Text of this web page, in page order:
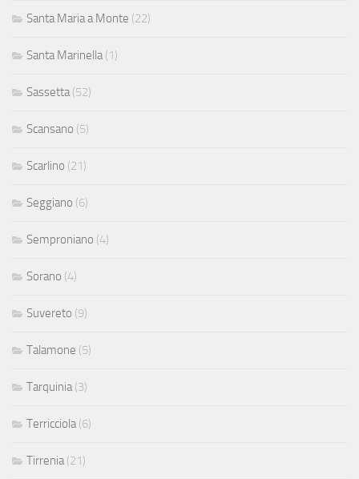
Santa Maria a Monte (22)
Santa Marinella (1)
Sassetta (52)
Scansano (5)
Scarlino (21)
Seggiano (6)
Semproniano (4)
Sorano (4)
Suvereto (9)
Talamone (5)
Tarquinia (3)
Terricciola (6)
Tirrenia (21)